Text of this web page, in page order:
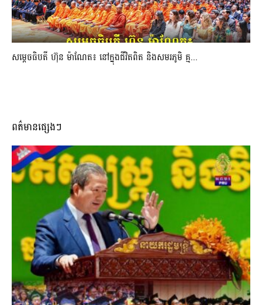
សម្តេចធិបតី ហ៊ុន ម៉ាណែត៖ នៅក្នុងជីវិតពិត និងសមរភូមិ គ្ម...
ពត៌មានផ្សេងៗ